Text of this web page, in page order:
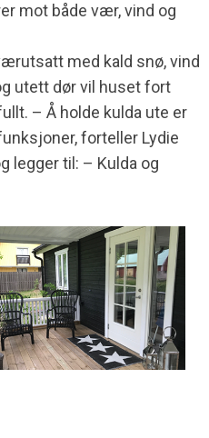
mot både vær, vind og
med kald snø, vind
utett dør vil huset fort
– Å holde kulda ute er
forteller Lydie
legger til: – Kulda og